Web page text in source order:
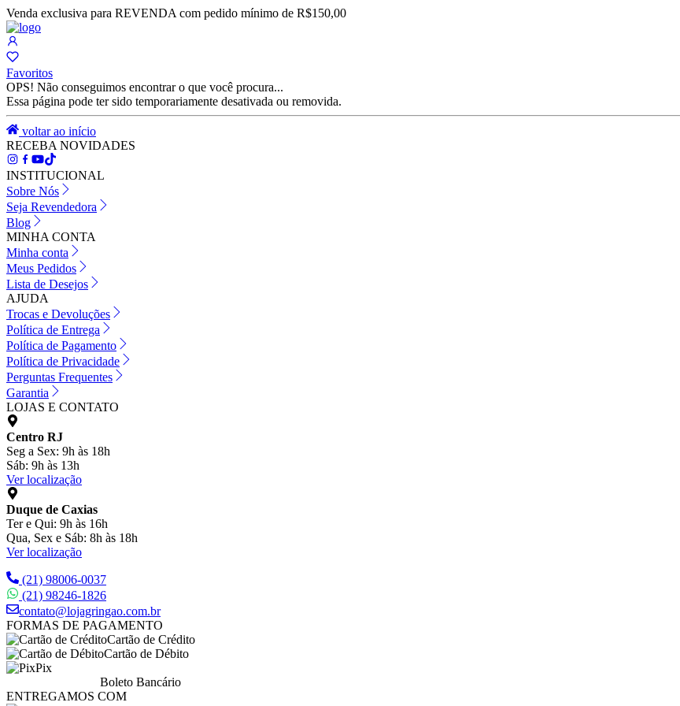
Venda exclusiva para REVENDA com pedido mínimo de R$150,00
Favoritos
OPS! Não conseguimos encontrar o que você procura...
Essa página pode ter sido temporariamente desativada ou removida.
voltar ao início
RECEBA NOVIDADES
INSTITUCIONAL
Sobre Nós
Seja Revendedora
Blog
MINHA CONTA
Minha conta
Meus Pedidos
Lista de Desejos
AJUDA
Trocas e Devoluções
Política de Entrega
Política de Pagamento
Política de Privacidade
Perguntas Frequentes
Garantia
LOJAS E CONTATO
Centro RJ
Seg a Sex: 9h às 18h
Sáb: 9h às 13h
Ver localização
Duque de Caxias
Ter e Qui: 9h às 16h
Qua, Sex e Sáb: 8h às 18h
Ver localização
(21) 98006-0037
(21) 98246-1826
contato@lojagringao.com.br
FORMAS DE PAGAMENTO
Cartão de Crédito
Cartão de Débito
Pix
Boleto Bancário
ENTREGAMOS COM